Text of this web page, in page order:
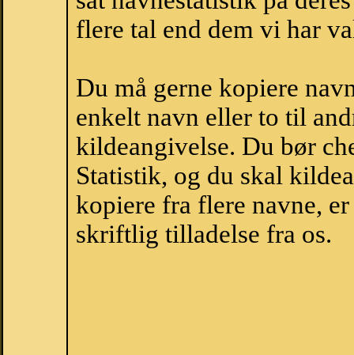
flere tal end dem vi har
Du må gerne kopiere
enkelt navn eller to til
kildeangivelse. Du bør
Statistik, og du skal
kopiere fra flere navne,
skriftlig tilladelse fra os.